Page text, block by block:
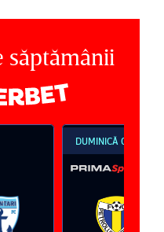
săptămânii
DUMINICĂ 09 AUG,